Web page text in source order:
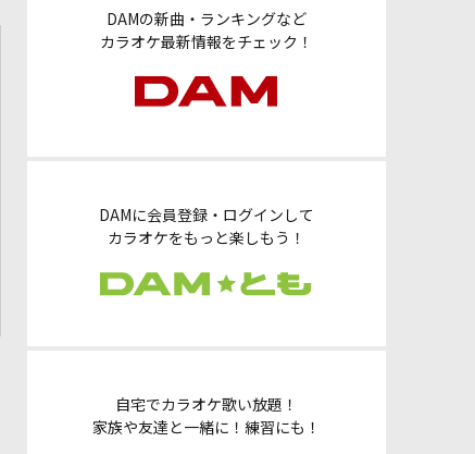
DAMの新曲・ランキングなど
カラオケ最新情報をチェック！
DAMに会員登録・ログインして
カラオケをもっと楽しもう！
自宅でカラオケ歌い放題！
家族や友達と一緒に！練習にも！